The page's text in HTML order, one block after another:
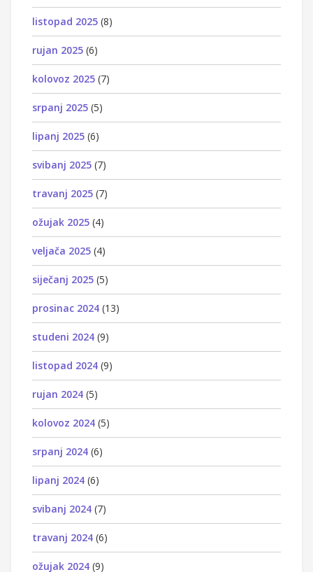
listopad 2025 (8)
rujan 2025 (6)
kolovoz 2025 (7)
srpanj 2025 (5)
lipanj 2025 (6)
svibanj 2025 (7)
travanj 2025 (7)
ožujak 2025 (4)
veljača 2025 (4)
siječanj 2025 (5)
prosinac 2024 (13)
studeni 2024 (9)
listopad 2024 (9)
rujan 2024 (5)
kolovoz 2024 (5)
srpanj 2024 (6)
lipanj 2024 (6)
svibanj 2024 (7)
travanj 2024 (6)
ožujak 2024 (9)